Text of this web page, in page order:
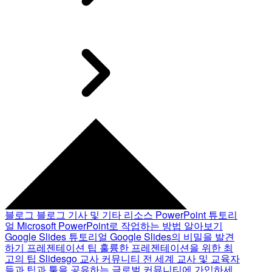
블로그 블로그 기사 및 기타 리소스 PowerPoint 튜토리
얼 Microsoft PowerPoint로 작업하는 방법 알아보기
Google Slides 튜토리얼 Google Slides의 비밀을 발견
하기 프레젠테이션 팁 훌륭한 프레젠테이션을 위한 최
고의 팁 Slidesgo 교사 커뮤니티 전 세계 교사 및 교육자